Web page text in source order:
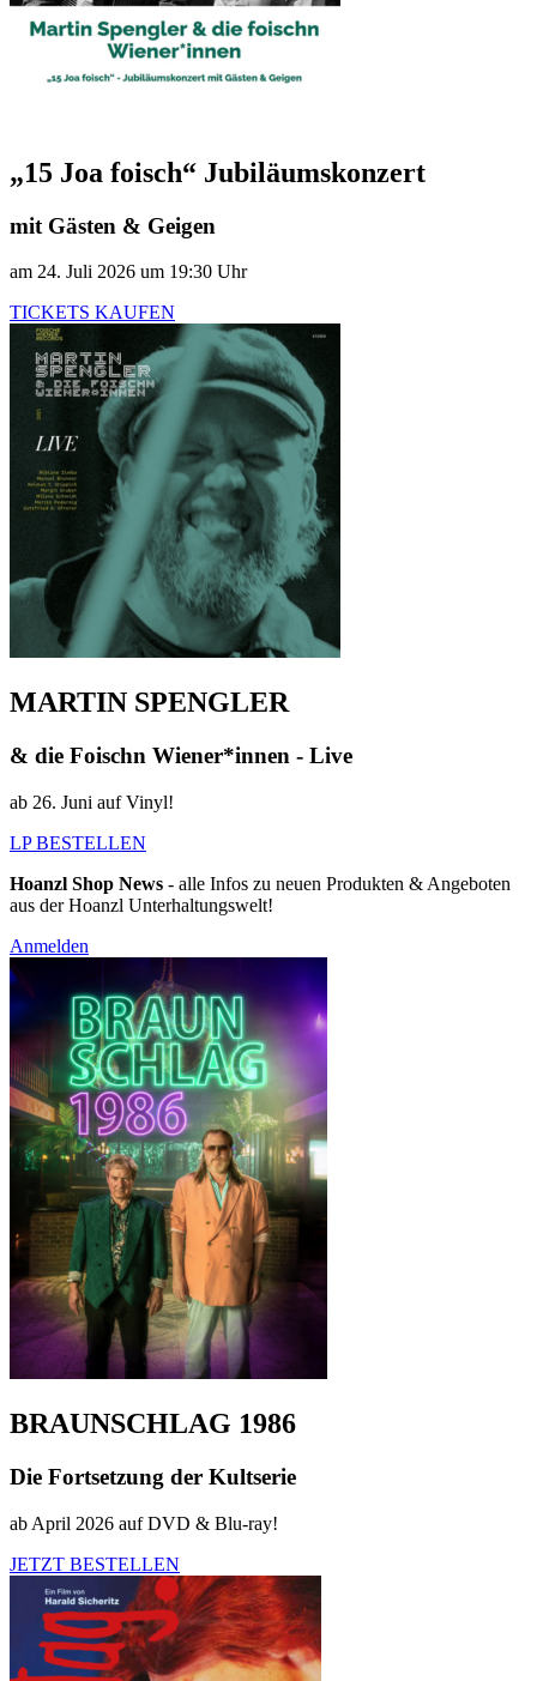
„15 Joa foisch“ Jubiläumskonzert
mit Gästen & Geigen
am 24. Juli 2026 um 19:30 Uhr
TICKETS KAUFEN
MARTIN SPENGLER
& die Foischn Wiener*innen - Live
ab 26. Juni auf Vinyl!
LP BESTELLEN
Hoanzl Shop News - alle Infos zu neuen Produkten & Angeboten
aus der Hoanzl Unterhaltungswelt!
Anmelden
BRAUNSCHLAG 1986
Die Fortsetzung der Kultserie
ab April 2026 auf DVD & Blu-ray!
JETZT BESTELLEN